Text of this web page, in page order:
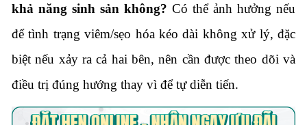
khả năng sinh sản không? Có thể ảnh hưởng nếu
để tình trạng viêm/sẹo hóa kéo dài không xử lý, đặc
biệt nếu xảy ra cả hai bên, nên cần được theo dõi và
điều trị đúng hướng thay vì để tự diễn tiến.